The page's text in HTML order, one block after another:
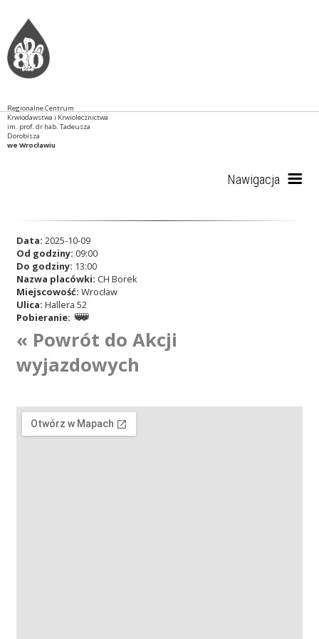
Regionalne Centrum
Krwiodawstwa i Krwiolecznictwa
im. prof. dr hab. Tadeusza
Dorobisza
we Wrocławiu
Nawigacja
RCKiK
Akcje wyjazdowe
Krwiodawcy
Data: 2025-10-09
Od godziny: 09:00
Do godziny: 13:00
Nazwa placówki: CH Borek
Miejscowość: Wrocław
Ulica: Hallera 52
Pobieranie:
« Powrót do Akcji
wyjazdowych